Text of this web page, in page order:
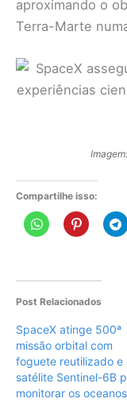
aproximando o
Terra-Marte
Compartilhe isso:
Post Relacionados
SpaceX atinge 500ª
missão orbital com
foguete reutilizado e
satélite Sentinel-6B
monitorar os oceanos